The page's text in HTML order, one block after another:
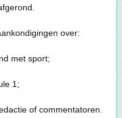
over:
met sport;
1;
of commentatoren.